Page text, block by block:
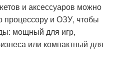
и аксессуаров можно
процессору и ОЗУ, чтобы
мощный для игр,
или компактный для